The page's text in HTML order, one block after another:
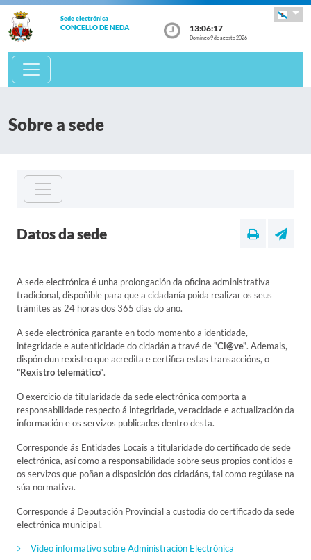
Sede electrónica
CONCELLO DE NEDA 13:06:17
Domingo 9 de agosto 2026
Sobre a sede
Datos da sede
A sede electrónica é unha prolongación da oficina administrativa
tradicional, dispoñible para que a cidadanía poida realizar os seus
trámites as 24 horas dos 365 días do ano.
A sede electrónica garante en todo momento a identidade,
integridade e autenticidade do cidadán a travé de"Cl@ve". Ademais,
dispón dun rexistro que acredita e certifica estas transaccións, o
"Rexistro telemático".
O exercicio da titularidade da sede electrónica comporta a
responsabilidade respecto á integridade, veracidade e actualización da
información e os servizos publicados dentro desta.
Corresponde ás Entidades Locais a titularidade do certificado de sede
electrónica, así como a responsabilidade sobre seus propios contidos e
os servizos que poñan a disposición dos cidadáns, tal como regúlase na
súa normativa.
Corresponde á Deputación Provincial a custodia do certificado da sede
electrónica municipal.
Video informativo sobre Administración Electrónica